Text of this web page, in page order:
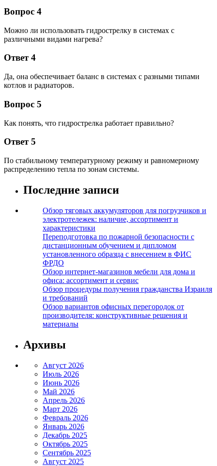
Вопрос 4
Можно ли использовать гидрострелку в системах с
различными видами нагрева?
Ответ 4
Да, она обеспечивает баланс в системах с разными типами
котлов и радиаторов.
Вопрос 5
Как понять, что гидрострелка работает правильно?
Ответ 5
По стабильному температурному режиму и равномерному
распределению тепла по зонам системы.
Последние записи
Обзор тяговых аккумуляторов для погрузчиков и
электротележек: наличие, ассортимент и
характеристики
Переподготовка по пожарной безопасности с
дистанционным обучением и дипломом
установленного образца с внесением в ФИС
ФРДО
Обзор интернет-магазинов мебели для дома и
офиса: ассортимент и сервис
Обзор процедуры получения гражданства Израиля
и требований
Обзор вариантов офисных перегородок от
производителя: конструктивные решения и
материалы
Архивы
Август 2026
Июль 2026
Июнь 2026
Май 2026
Апрель 2026
Март 2026
Февраль 2026
Январь 2026
Декабрь 2025
Октябрь 2025
Сентябрь 2025
Август 2025